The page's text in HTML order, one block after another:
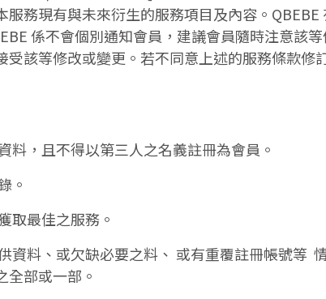
務現有與未來衍生的服務項目及內容。
係不會個別通知會員，建議會員隨時注意該
該等修改或變更。若不同意上述的服務條款修
，且不得以第三人之名義註冊為會員。
。
取最佳之服務。
料、或欠缺必要之料、 或有重覆註冊帳號等
部或一部。